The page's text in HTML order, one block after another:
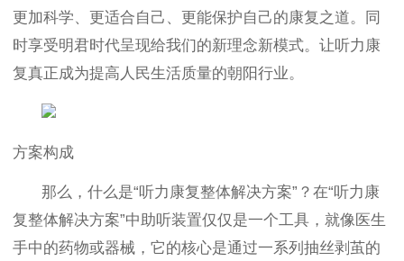
更加科学、更适合自己、更能保护自己的康复之道。同
时享受明君时代呈现给我们的新理念新模式。让听力康
复真正成为提高人民生活质量的朝阳行业。
方案构成
那么，什么是“听力康复整体解决方案”？在“听力康
复整体解决方案”中助听装置仅仅是一个工具，就像医生
手中的药物或器械，它的核心是通过一系列抽丝剥茧的